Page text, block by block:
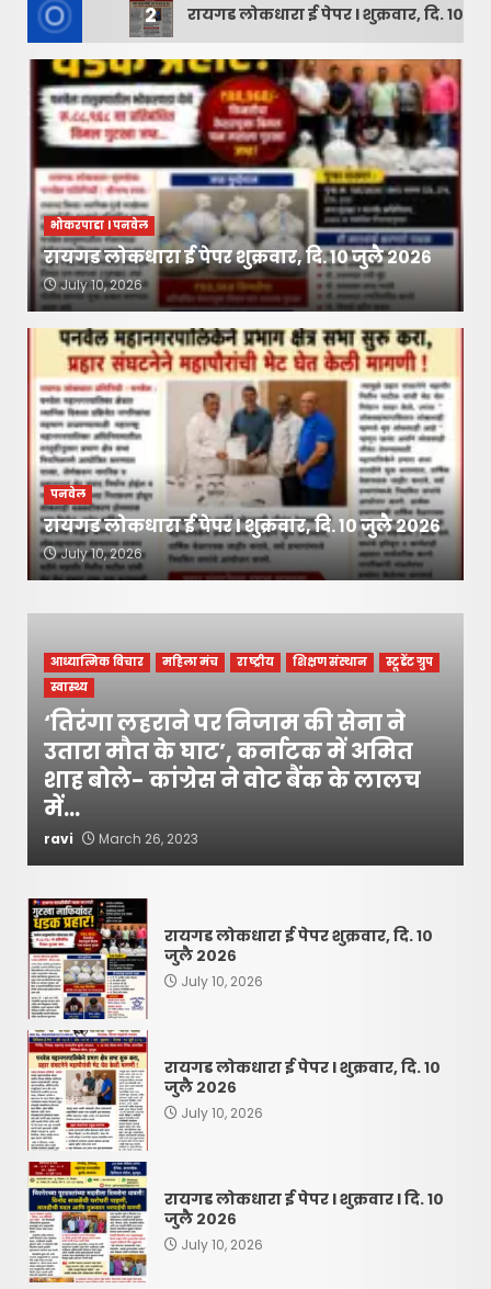
2 रायगड लोकधारा ई पेपर l शुक्रवार, दि. १० जुलै २०२६
आध्यात्मिक विचार महिला मंच राष्ट्रीय शिक्षण संस्थान
स्टूडेंट ग्रुप
स्वास्थ्य
‘तिरंगा लहराने पर निजाम की सेना ने
उतारा मौत के घाट’, कर्नाटक में अमित
शाह बोले- कांग्रेस ने वोट बैंक के लालच
में…
ravi March 26, 2023
रायगड लोकधारा ई पेपर शुक्रवार, दि. १०
जुलै २०२६
July 10, 2026
रायगड लोकधारा ई पेपर l शुक्रवार, दि. १०
जुलै २०२६
July 10, 2026
रायगड लोकधारा ई पेपर l शुक्रवार l दि. १०
जुलै २०२६
July 10, 2026
भोकरपाडा l पनवेल
रायगड लोकधारा ई पेपर शुक्रवार, दि. १० जुलै २०२६
July 10, 2026
पनवेल
रायगड लोकधारा ई पेपर l शुक्रवार, दि. १० जुलै २०२६
July 10, 2026